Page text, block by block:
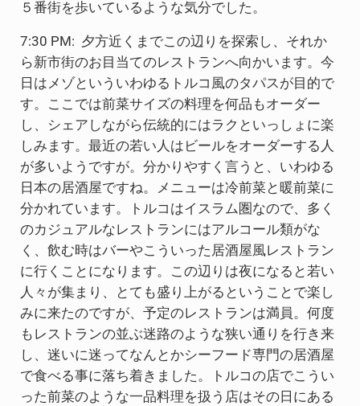
５番街を歩いているような気分でした。
7:30 PM: 夕方近くまでこの辺りを探索し、それか
ら新市街のお目当てのレストランへ向かいます。今
日はメゾといういわゆるトルコ風のタパスが目的で
す。ここでは前菜サイズの料理を何品もオーダー
し、シェアしながら伝統的にはラクといっしょに楽
しみます。最近の若い人はビールをオーダーする人
が多いようですが。分かりやすく言うと、いわゆる
日本の居酒屋ですね。メニューは冷前菜と暖前菜に
分かれています。トルコはイスラム圏なので、多く
のカジュアルなレストランにはアルコール類がな
く、飲む時はバーやこういった居酒屋風レストラン
に行くことになります。この辺りは夜になると若い
人々が集まり、とても盛り上がるということで楽し
みに来たのですが、予定のレストランは満員。何度
もレストランの並ぶ迷路のような狭い通りを行き来
し、迷いに迷ってなんとかシーフード専門の居酒屋
で食べる事に落ち着きました。トルコの店でこうい
った前菜のような一品料理を扱う店はその日にある